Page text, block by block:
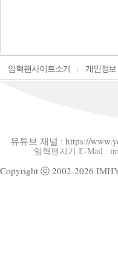
임혁팬사이트소개 개인정보
유튜브 채널 : https://
임혁팬지기 E-Mail :
Copyright ⓒ 2002-2026